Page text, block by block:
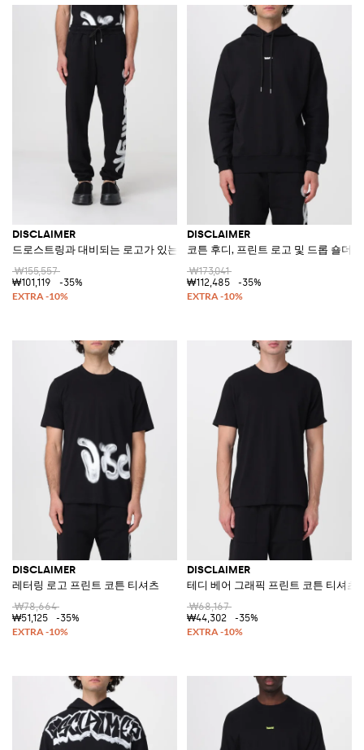
DISCLAIMER
드로스트링과 대비되는 로고가 있는 코튼 조거 팬츠
₩155,557
₩101,119
-35%
DISCLAIMER
코튼 후디, 프린트 로고 및 드롭 숄더
₩173,041
₩112,485
-35%
DISCLAIMER
레터링 로고 프린트 코튼 티셔츠
₩78,664
₩51,125
-35%
DISCLAIMER
테디 베어 그래픽 프린트 코튼 티셔츠
₩68,167
₩44,302
-35%